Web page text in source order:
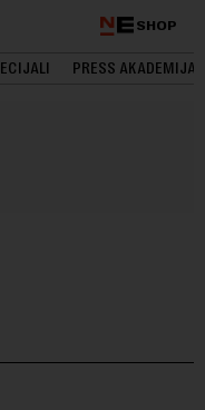
SHOP
PRESS AKADEMIJA